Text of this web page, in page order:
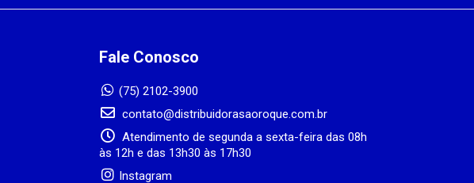
Fale Conosco
(75) 2102-3900
contato@distribuidorasaoroque.com.br
Atendimento de segunda a sexta-feira das 08h
às 12h e das 13h30 às 17h30
Instagram